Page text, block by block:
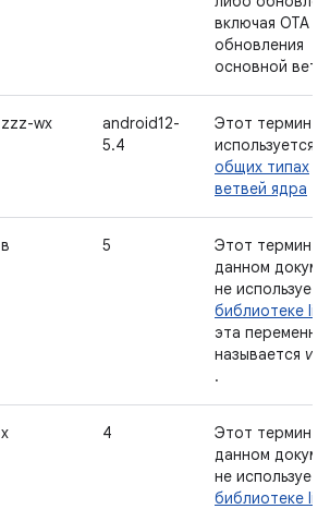
включая OTA
обновления
основной
zzz-wx
android12-
5.4
Этот термин
используется в
общих типах
ветвей ядра
в 5
Этот термин в
данном
не
библиотеке
эта
называется
.
х 4
Этот термин в
данном
не
библиотеке